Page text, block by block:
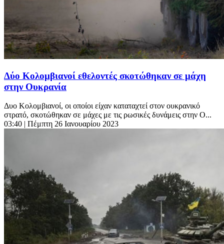
Δύο Κολομβιανοί εθελοντές σκοτώθηκαν σε μάχη
στην Ουκρανία
Δυο Κολομβιανοί, οι οποίοι είχαν καταταχτεί στον ουκρανικό
στρατό, σκοτώθηκαν σε μάχες με τις ρωσικές δυνάμεις στην Ο...
03:40 | Πέμπτη 26 Ιανουαρίου 2023